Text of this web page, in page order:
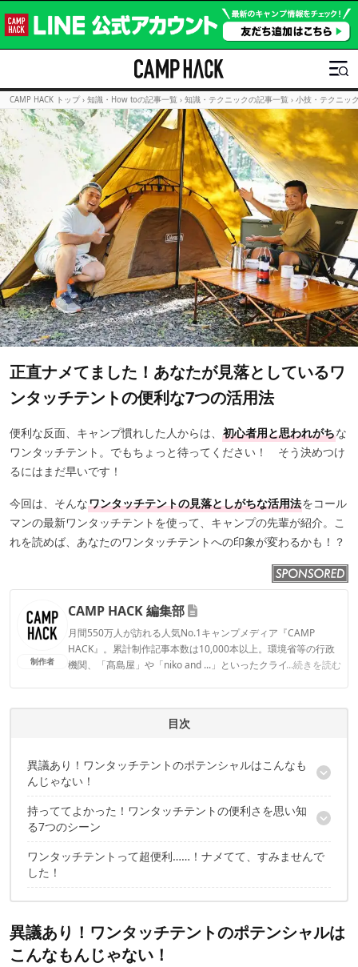
CAMP HACK トップ › 知識・How toの記事一覧 › 知識・テクニックの記事一覧 › 小技・テクニッ
正直ナメてました！あなたが見落としているワ
ンタッチテントの便利な7つの活用法
便利な反面、キャンプ慣れした人からは、 初心者用と思われがちな
ワンタッチテント。でもちょっと待ってください！ そう決めつけ
るにはまだ早いです！
今回は、そんなワンタッチテントの見落としがちな活用法をコール
マンの最新ワンタッチテントを使って、キャンプの先輩が紹介。こ
れを読めば、あなたのワンタッチテントへの印象が変わるかも！？
制作者
CAMP HACK 編集部
月間550万人が訪れる人気No.1キャンプメディア『CAMP
HACK』。累計制作記事本数は10,000本以上。環境省等の行政
機関、「髙島屋」や「niko and ...」といったクライアントとの
...続きを読む
CAMP HACK 編集部のプロフィール
目次
異議あり！ワンタッチテントのポテンシャルはこんなも
んじゃない！
ベテランキャンパーが物申す！
ワンタッチテントって実際どうなの？
最新のワンタッチテントでその便利さをプレゼン！
持っててよかった！ワンタッチテントの便利さを思い知
る7つのシーン
1. 憧れのカンガルースタイルがより手軽に！
2. 夏のタープ泊の蚊帳に便利！
4. 野外フェスとの相性もばつぐん！
5. 家族が増えメインテントが手狭になっても、居住空間を手軽に
プラス！
ワンタッチテントって超便利……！ナメてて、すみませんで
した！
異議あり！ワンタッチテントのポテンシャルは
こんなもんじゃない！